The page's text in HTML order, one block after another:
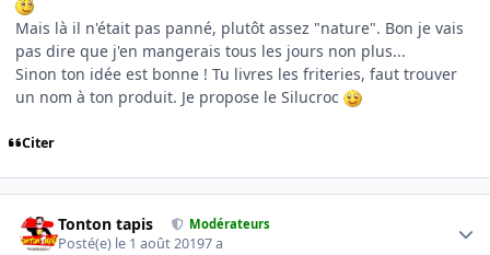
Mais là il n'était pas panné, plutôt assez "nature". Bon je vais
pas dire que j'en mangerais tous les jours non plus...
Sinon ton idée est bonne ! Tu livres les friteries, faut trouver
un nom à ton produit. Je propose le Silucroc
Citer
Tonton tapis Modérateurs
Posté(e) le 1 août 20197 a